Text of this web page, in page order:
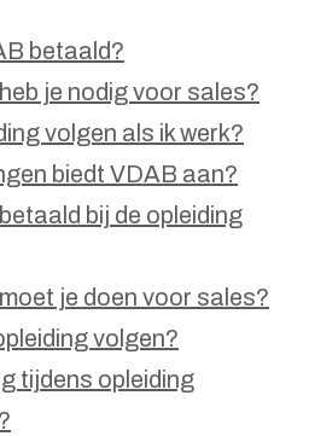
betaald?
je nodig voor sales?
volgen als ik werk?
biedt VDAB aan?
bij de opleiding
je doen voor sales?
volgen?
tijdens opleiding